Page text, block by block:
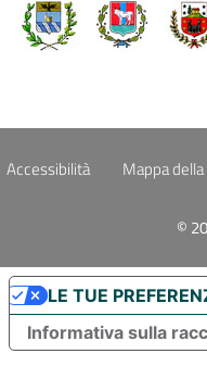
Accessibilità Mappa
©
Informativa sulla
LE TUE